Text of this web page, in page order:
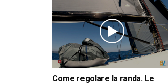
Come regolare la randa. Le